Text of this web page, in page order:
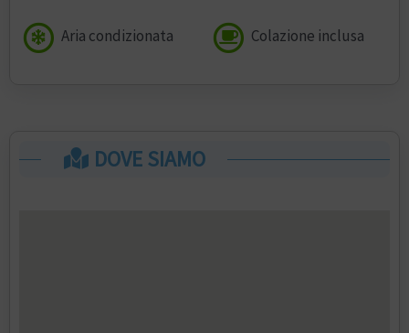
Aria condizionata Colazione inclusa
DOVE SIAMO